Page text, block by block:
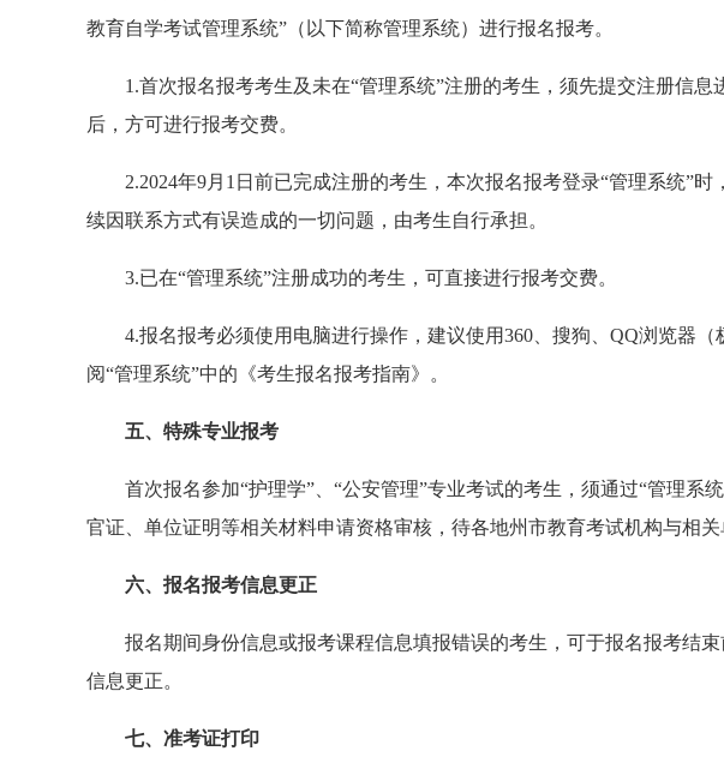
教育自学考试管理系统”（以下简称管理系统）进行报名报考。
1.首次报名报考考生及未在“管理系统”注册的考生，须先提交注册信
后，方可进行报考交费。
2.2024年9月1日前已完成注册的考生，本次报名报考登录“管理系统”
续因联系方式有误造成的一切问题，由考生自行承担。
3.已在“管理系统”注册成功的考生，可直接进行报考交费。
4.报名报考必须使用电脑进行操作，建议使用360、搜狗、QQ浏览器
阅“管理系统”中的《考生报名报考指南》。
五、特殊专业报考
首次报名参加“护理学”、“公安管理”专业考试的考生，须通过“管理系
官证、单位证明等相关材料申请资格审核，待各地州市教育考试机构与相关
六、报名报考信息更正
报名期间身份信息或报考课程信息填报错误的考生，可于报名报考结
信息更正。
七、准考证打印